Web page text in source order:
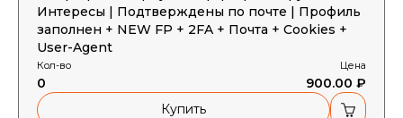
Интересы | Подтверждены по почте | Профиль
заполнен + NEW FP + 2FA + Почта + Cookies +
User-Agent
Кол-во
0
Цена
900.00 ₽
Купить